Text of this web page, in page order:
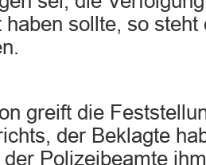
haben sollte, so
greift die
der Beklagte
Polizeibeamte